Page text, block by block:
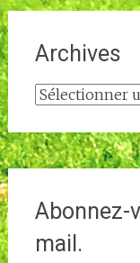
Archives
Archives
Abonnez-
mail.